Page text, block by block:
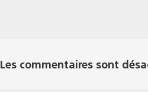
Les commentaires sont